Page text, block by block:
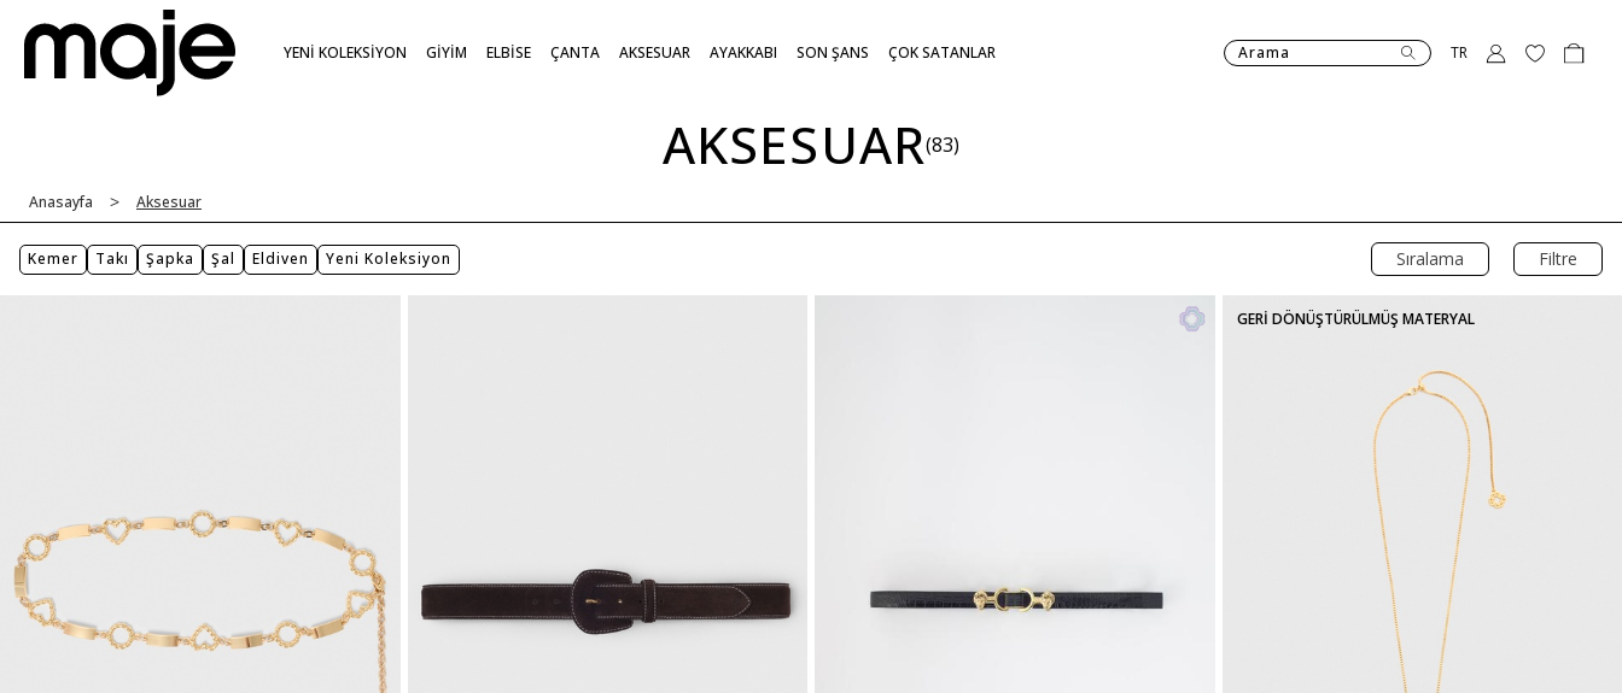
Arama TR
YENİ KOLEKSİYON GİYİM ELBİSE ÇANTA AKSESUAR AYAKKABI SON ŞANS ÇOK SATANLAR
AKSESUAR(83)
Anasayfa Aksesuar
Kemer Takı Şapka Şal Eldiven Yeni Koleksiyon Sıralama Filtre
GERİ DÖNÜŞTÜRÜLMÜŞ MATERYAL